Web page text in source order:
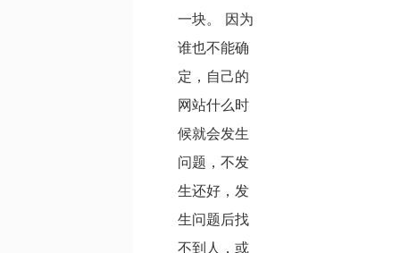
一块。 因为
谁也不能确
定，自己的
网站什么时
候就会发生
问题，不发
生还好，发
生问题后找
不到人，或